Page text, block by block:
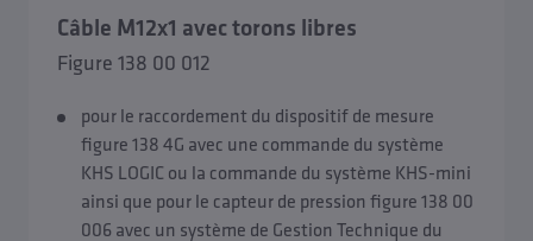
Câble M12x1 avec torons libres
Figure 138 00 012
pour le raccordement du dispositif de mesure
figure 138 4G avec une commande du système
KHS LOGIC ou la commande du système KHS-mini
ainsi que pour le capteur de pression figure 138 00
006 avec un système de Gestion Technique du